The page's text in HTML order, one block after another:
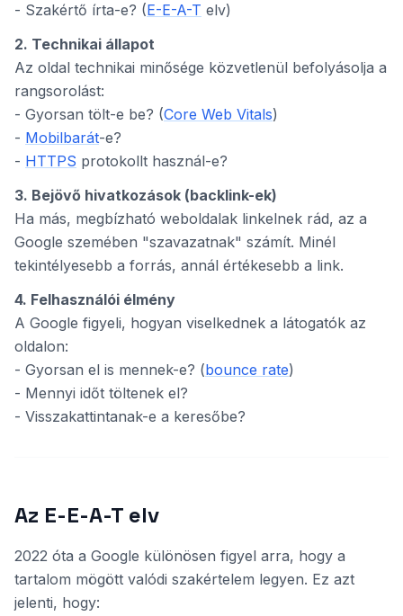
- Szakértő írta-e? (E-E-A-T elv)
2. Technikai állapot
Az oldal technikai minősége közvetlenül befolyásolja a
rangsorolást:
- Gyorsan tölt-e be? (Core Web Vitals)
- Mobilbarát-e?
- HTTPS protokollt használ-e?
3. Bejövő hivatkozások (backlink-ek)
Ha más, megbízható weboldalak linkelnek rád, az a
Google szemében "szavazatnak" számít. Minél
tekintélyesebb a forrás, annál értékesebb a link.
4. Felhasználói élmény
A Google figyeli, hogyan viselkednek a látogatók az
oldalon:
- Gyorsan el is mennek-e? (bounce rate)
- Mennyi időt töltenek el?
- Visszakattintanak-e a keresőbe?
Az E-E-A-T elv
2022 óta a Google különösen figyel arra, hogy a
tartalom mögött valódi szakértelem legyen. Ez azt
jelenti, hogy: